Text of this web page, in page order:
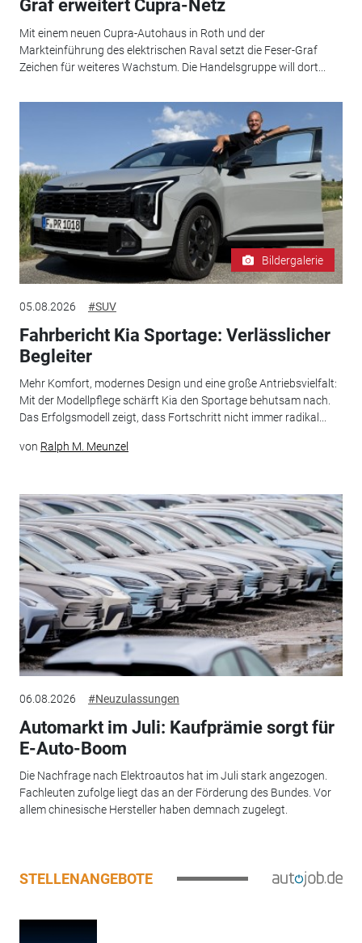
Graf erweitert Cupra-Netz
Mit einem neuen Cupra-Autohaus in Roth und der
Markteinführung des elektrischen Raval setzt die Feser-Graf
Zeichen für weiteres Wachstum. Die Handelsgruppe will dort...
Bildergalerie
05.08.2026 #SUV
Fahrbericht Kia Sportage: Verlässlicher
Begleiter
Mehr Komfort, modernes Design und eine große Antriebsvielfalt:
Mit der Modellpflege schärft Kia den Sportage behutsam nach.
Das Erfolgsmodell zeigt, dass Fortschritt nicht immer radikal...
von Ralph M. Meunzel
06.08.2026 #Neuzulassungen
Automarkt im Juli: Kaufprämie sorgt für
E-Auto-Boom
Die Nachfrage nach Elektroautos hat im Juli stark angezogen.
Fachleuten zufolge liegt das an der Förderung des Bundes. Vor
allem chinesische Hersteller haben demnach zugelegt.
STELLENANGEBOTE